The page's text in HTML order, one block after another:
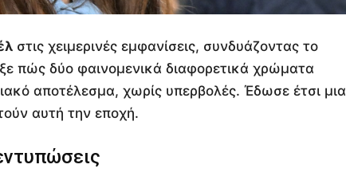
στις χειμερινές εμφανίσεις, συνδυάζοντας το
πώς δύο φαινομενικά διαφορετικά χρώματα
αποτέλεσμα, χωρίς υπερβολές. Έδωσε έτσι μια
αυτή την εποχή.